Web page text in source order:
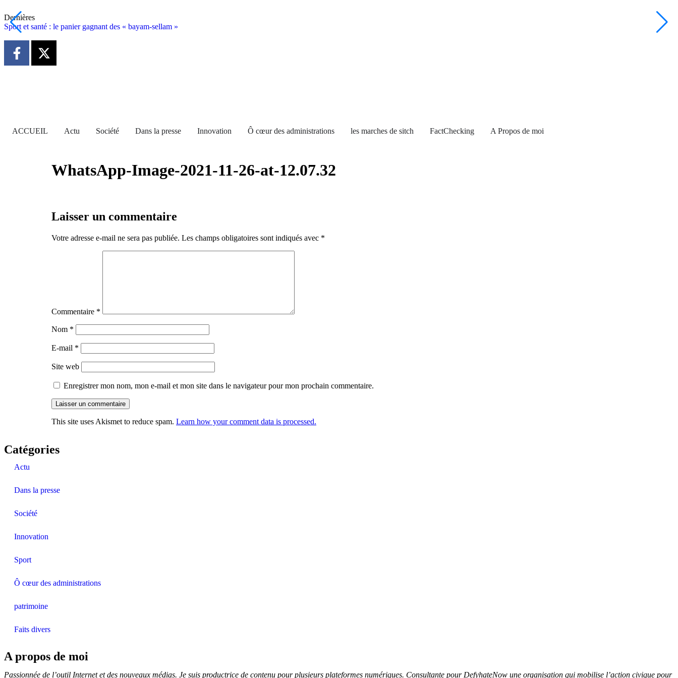
Dernières
Sport et santé : le panier gagnant des « bayam-sellam »
ACCUEIL Actu Société Dans la presse Innovation Ô cœur des administrations les marches de sitch FactChecking A Propos de moi
WhatsApp-Image-2021-11-26-at-12.07.32
Laisser un commentaire
Votre adresse e-mail ne sera pas publiée. Les champs obligatoires sont indiqués avec *
Commentaire *
Nom *
E-mail *
Site web
Enregistrer mon nom, mon e-mail et mon site dans le navigateur pour mon prochain commentaire.
This site uses Akismet to reduce spam. Learn how your comment data is processed.
Catégories
Actu
Dans la presse
Société
Innovation
Sport
Ô cœur des administrations
patrimoine
Faits divers
A propos de moi
Passionnée de l’outil Internet et des nouveaux médias. Je suis productrice de contenu pour plusieurs plateformes numériques. Consultante pour DefyhateNow une organisation qui mobilise l’action civique pour